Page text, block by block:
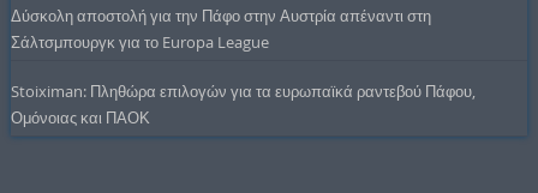
Δύσκολη αποστολή για την Πάφο στην Αυστρία απέναντι στη
Σάλτσμπουργκ για το Europa League
Stoiximan: Πληθώρα επιλογών για τα ευρωπαϊκά ραντεβού Πάφου,
Ομόνοιας και ΠΑΟΚ